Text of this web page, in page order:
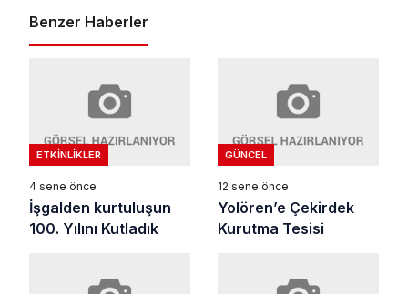
Benzer Haberler
ETKINLIKLER
4 sene önce
İşgalden kurtuluşun
100. Yılını Kutladık
GÜNCEL
12 sene önce
Yolören’e Çekirdek
Kurutma Tesisi